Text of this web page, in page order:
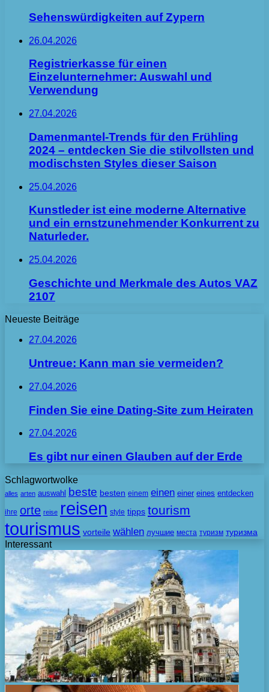
Sehenswürdigkeiten auf Zypern
26.04.2026
Registrierkasse für einen
Einzelunternehmer: Auswahl und
Verwendung
27.04.2026
Damenmantel-Trends für den Frühling
2024 – entdecken Sie die stilvollsten und
modischsten Styles dieser Saison
25.04.2026
Kunstleder ist eine moderne Alternative
und ein ernstzunehmender Konkurrent zu
Naturleder.
25.04.2026
Geschichte und Merkmale des Autos VAZ
2107
Neueste Beiträge
27.04.2026
Untreue: Kann man sie vermeiden?
27.04.2026
Finden Sie eine Dating-Site zum Heiraten
27.04.2026
Es gibt nur einen Glauben auf der Erde
Schlagwortwolke
alles arten auswahl beste besten einem einen einer eines entdecken
ihre orte reise reisen style tipps tourism
tourismus vorteile wählen лучшие места туризм туризма
Interessant